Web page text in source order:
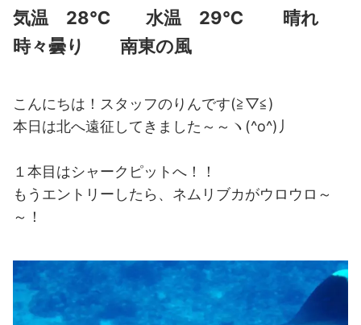
気温 28℃ 水温 29℃ 晴れ
時々曇り 南東の風
こんにちは！スタッフのりんです(≧▽≦)
本日は北へ遠征してきました～～ヽ(^o^)丿
１本目はシャークピットへ！！
もうエントリーしたら、ネムリブカがウロウロ～
～！